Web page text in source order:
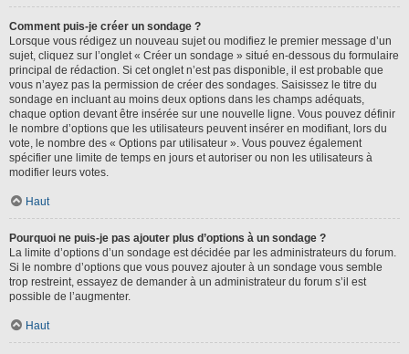
Comment puis-je créer un sondage ?
Lorsque vous rédigez un nouveau sujet ou modifiez le premier message d’un
sujet, cliquez sur l’onglet « Créer un sondage » situé en-dessous du formulaire
principal de rédaction. Si cet onglet n’est pas disponible, il est probable que
vous n’ayez pas la permission de créer des sondages. Saisissez le titre du
sondage en incluant au moins deux options dans les champs adéquats,
chaque option devant être insérée sur une nouvelle ligne. Vous pouvez définir
le nombre d’options que les utilisateurs peuvent insérer en modifiant, lors du
vote, le nombre des « Options par utilisateur ». Vous pouvez également
spécifier une limite de temps en jours et autoriser ou non les utilisateurs à
modifier leurs votes.
Haut
Pourquoi ne puis-je pas ajouter plus d’options à un sondage ?
La limite d’options d’un sondage est décidée par les administrateurs du forum.
Si le nombre d’options que vous pouvez ajouter à un sondage vous semble
trop restreint, essayez de demander à un administrateur du forum s’il est
possible de l’augmenter.
Haut